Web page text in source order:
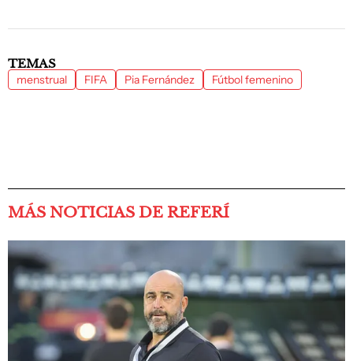
TEMAS
menstrual FIFA Pia Fernández Fútbol femenino
MÁS NOTICIAS DE REFERÍ